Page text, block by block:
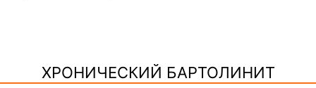
ХРОНИЧЕСКИЙ БАРТОЛИНИТ